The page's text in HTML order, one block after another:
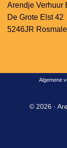
Arendje Verhuur
De Grote Elst 42
5246JR
Algemene
© 2026 ·